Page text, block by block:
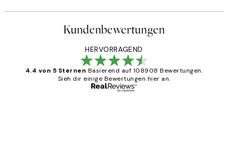
Kundenbewertungen
HERVORRAGEND
4.4 von 5 Sternen Basierend auf 108908 Bewertungen.
Sieh dir einige Bewertungen hier an.